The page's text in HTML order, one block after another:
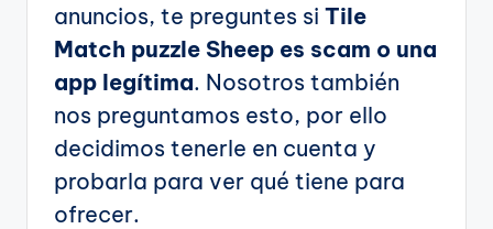
anuncios, te preguntes si Tile
Match puzzle Sheep es scam o una
app legítima. Nosotros también
nos preguntamos esto, por ello
decidimos tenerle en cuenta y
probarla para ver qué tiene para
ofrecer.